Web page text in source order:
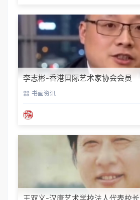
李志彬-香港国际艺术家协会会员
书画资讯